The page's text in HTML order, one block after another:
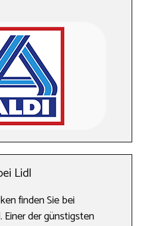
Lidl
finden Sie bei
der günstigsten